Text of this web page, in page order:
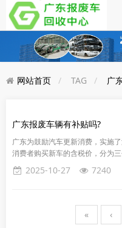
网站首页 TAG 广
广东报废车辆有补贴吗?
广东为鼓励汽车更新消费，‌实施
消费者购买新车的含税价，‌分为
价格为7万元（‌含）‌至15万元（‌不
2025-10-27 7240
« ‹